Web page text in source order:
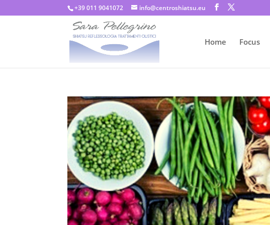
+39 011 9041072 info@centroshiatsu.eu
Home Focus